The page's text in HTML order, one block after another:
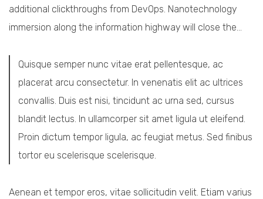
additional clickthroughs from DevOps. Nanotechnology
immersion along the information highway will close the…
Quisque semper nunc vitae erat pellentesque, ac
placerat arcu consectetur. In venenatis elit ac ultrices
convallis. Duis est nisi, tincidunt ac urna sed, cursus
blandit lectus. In ullamcorper sit amet ligula ut eleifend.
Proin dictum tempor ligula, ac feugiat metus. Sed finibus
tortor eu scelerisque scelerisque.
Aenean et tempor eros, vitae sollicitudin velit. Etiam varius